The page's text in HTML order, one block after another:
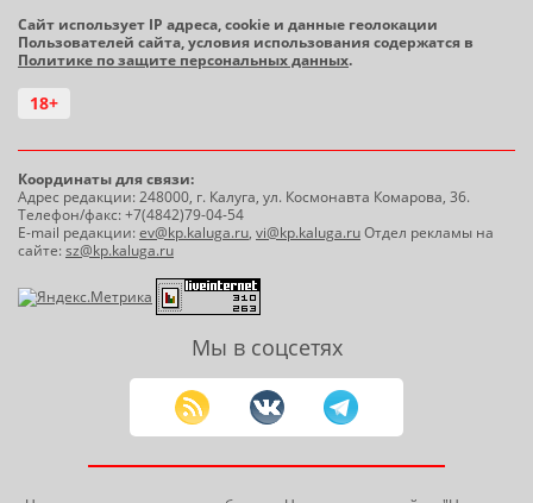
Сайт использует IP адреса, cookie и данные геолокации
Пользователей сайта, условия использования содержатся в
Политике по защите персональных данных.
18+
Координаты для связи:
Адрес редакции: 248000, г. Калуга, ул. Космонавта Комарова, 36.
Телефон/факс: +7(4842)79-04-54
E-mail редакции:ev@kp.kaluga.ru, vi@kp.kaluga.ruОтдел рекламы на
сайте:sz@kp.kaluga.ru
Мы в соцсетях